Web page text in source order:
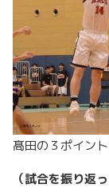
髙田の３ポイン
（試合を振り返っ